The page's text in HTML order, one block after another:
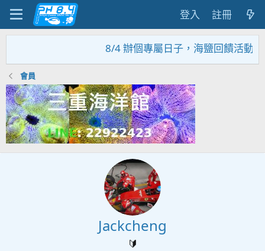
登入 註冊
8/4 辦個專屬日子，海鹽回饋活動
會員
Jackcheng
🔰